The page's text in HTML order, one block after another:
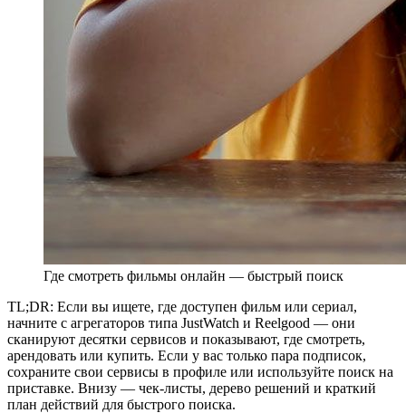
Где смотреть фильмы онлайн — быстрый поиск
TL;DR: Если вы ищете, где доступен фильм или сериал,
начните с агрегаторов типа JustWatch и Reelgood — они
сканируют десятки сервисов и показывают, где смотреть,
арендовать или купить. Если у вас только пара подписок,
сохраните свои сервисы в профиле или используйте поиск на
приставке. Внизу — чек-листы, дерево решений и краткий
план действий для быстрого поиска.